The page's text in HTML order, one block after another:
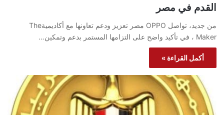
القدم في مصر
من جديد، تواصل OPPO مصر تعزيز ودعم تعاونها مع أكاديميةThe
Maker ، في تأكيد واضح على التزامها المستمر بدعم وتمكين…
أكمل القراءة »